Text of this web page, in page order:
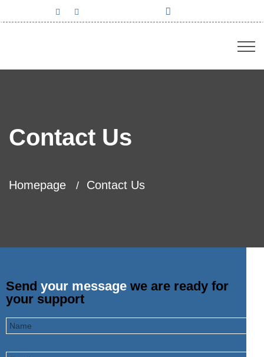
Contact Us
Homepage Contact Us
Send your message we are ready for
your support